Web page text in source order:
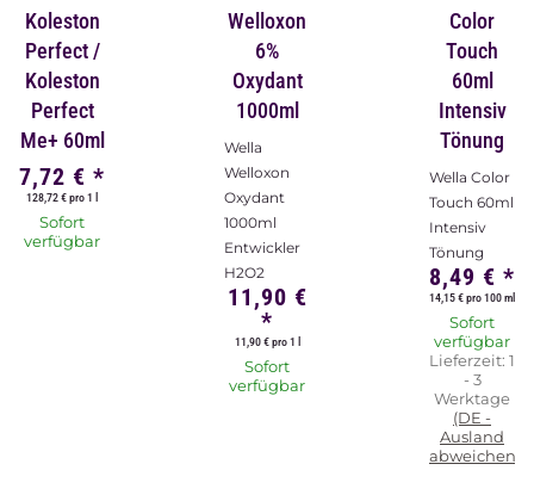
Koleston
Perfect /
Koleston
Perfect
Me+ 60ml
7,72 € *
128,72 € pro 1 l
Sofort
verfügbar
Welloxon
6%
Oxydant
1000ml
Wella
Welloxon
Oxydant
1000ml
Entwickler
H2O2
11,90 €
*
11,90 € pro 1 l
Sofort
verfügbar
Color
Touch
60ml
Intensiv
Tönung
Wella Color
Touch 60ml
Intensiv
Tönung
8,49 € *
14,15 € pro 100 ml
Sofort
verfügbar
Lieferzeit: 1
- 3
Werktage
(DE -
Ausland
abweichend)